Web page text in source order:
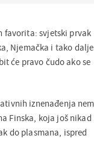
favorita: svjetski prvak
Njemačka i tako
će pravo čudo ako se
iznenađenja
Finska, koja još nikad
do plasmana, ispred